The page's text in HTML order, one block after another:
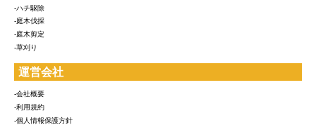
-ハチ駆除
-庭木伐採
-庭木剪定
-草刈り
運営会社
-会社概要
-利用規約
-個人情報保護方針